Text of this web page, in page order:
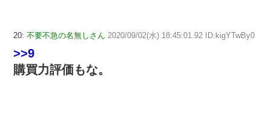
20: 不要不急の名無しさん 2020/09/02(水) 18:45:01.92 ID:kigYTwBy0
>>9
購買力評価もな。